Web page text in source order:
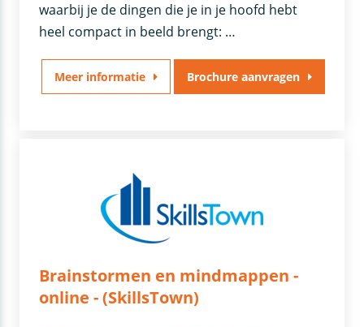
waarbij je de dingen die je in je hoofd hebt
heel compact in beeld brengt: …
Meer informatie Brochure aanvragen
Brainstormen en mindmappen -
online - (SkillsTown)